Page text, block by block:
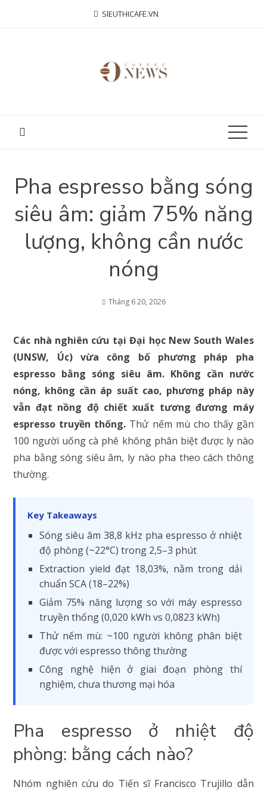
SIEUTHICAFE.VN
Pha espresso bằng sóng
siêu âm: giảm 75% năng
lượng, không cần nước
nóng
Tháng 6 20, 2026
Các nhà nghiên cứu tại Đại học New South Wales
(UNSW, Úc) vừa công bố phương pháp pha
espresso bằng sóng siêu âm. Không cần nước
nóng, không cần áp suất cao, phương pháp này
vẫn đạt nồng độ chiết xuất tương đương máy
espresso truyền thống. Thử nếm mù cho thấy gần
100 người uống cà phê không phân biệt được ly nào
pha bằng sóng siêu âm, ly nào pha theo cách thông
thường.
Key Takeaways
Sóng siêu âm 38,8 kHz pha espresso ở nhiệt
độ phòng (~22°C) trong 2,5–3 phút
Extraction yield đạt 18,03%, nằm trong dải
chuẩn SCA (18–22%)
Giảm 75% năng lượng so với máy espresso
truyền thống (0,020 kWh vs 0,0823 kWh)
Thử nếm mù: ~100 người không phân biệt
được với espresso thông thường
Công nghệ hiện ở giai đoạn phòng thí
nghiệm, chưa thương mại hóa
Pha espresso ở nhiệt độ
phòng: bằng cách nào?
Nhóm nghiên cứu do Tiến sĩ Francisco Trujillo dẫn